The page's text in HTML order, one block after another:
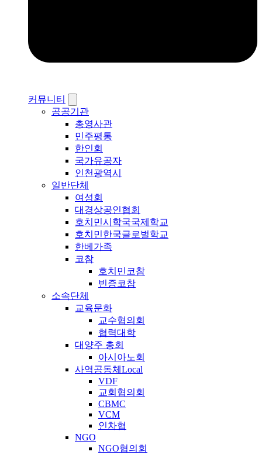
커뮤니티
공공기관
총영사관
민주평통
한인회
국가유공자
인천광역시
일반단체
여성회
대경상공인협회
호치민시학국국제학교
호치민한국글로벌학교
한베가족
코참
호치민코참
빈증코참
소속단체
교육문화
교수협의회
협력대학
대양주 총회
아시아노회
사역공동체Local
VDF
교회협의회
CBMC
VCM
인차협
NGO
NGO협의회